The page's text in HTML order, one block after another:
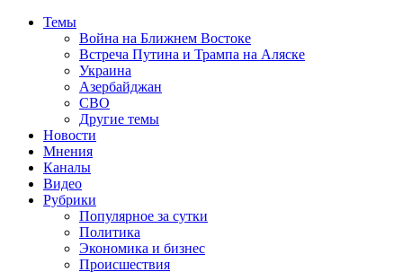
Темы
Война на Ближнем Востоке
Встреча Путина и Трампа на Аляске
Украина
Азербайджан
СВО
Другие темы
Новости
Мнения
Каналы
Видео
Рубрики
Популярное за сутки
Политика
Экономика и бизнес
Происшествия